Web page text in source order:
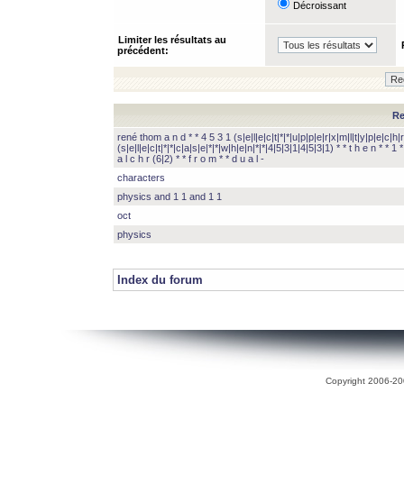
Décroissant
Limiter les résultats au
précédent:
rené thom a n d * * 4 5 3 1
(s|e|l|e|c|t|*|*|c|a|s|e|*|*|w|h|e|n|*|*|4|5|3|1|4|5|3|1) * * t h e n * * 1
a l c h r (6|2) * * f r o m * * d u a l -
characters
physics and 1 1 and 1 1
oct
physics
Index du forum
Copyright 2006-